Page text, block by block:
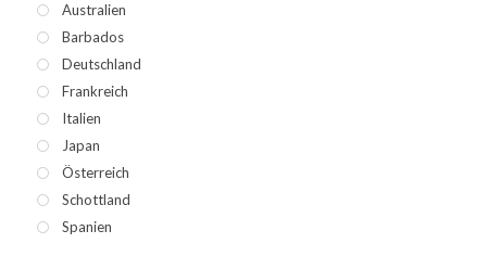
Australien
Barbados
Deutschland
Frankreich
Italien
Japan
Österreich
Schottland
Spanien